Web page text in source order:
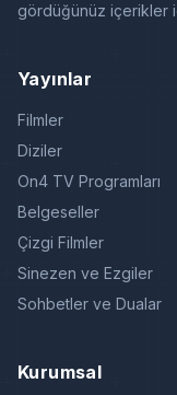
gördüğünüz içerikler
Yayınlar
Filmler
Diziler
On4 TV Programları
Belgeseller
Çizgi Filmler
Sinezen ve Ezgiler
Sohbetler ve Dualar
Kurumsal